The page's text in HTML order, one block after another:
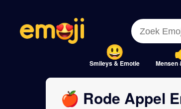
Smileys & Emotie Mensen
Close
Close
🍎 Rode Appel